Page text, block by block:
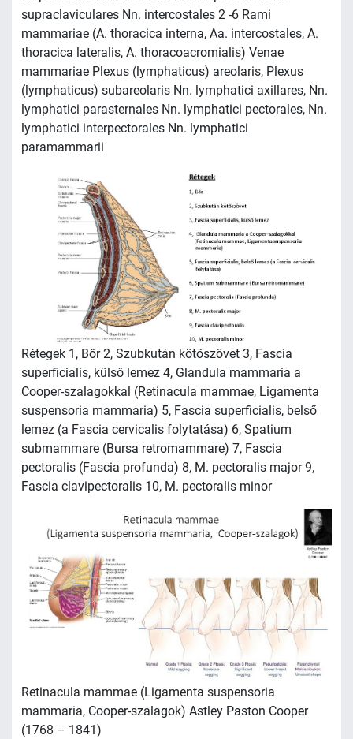
supraclaviculares Nn. intercostales 2 -6 Rami
mammariae (A. thoracica interna, Aa. intercostales, A.
thoracica lateralis, A. thoracoacromialis) Venae
mammariae Plexus (lymphaticus) areolaris, Plexus
(lymphaticus) subareolaris Nn. lymphatici axillares, Nn.
lymphatici parasternales Nn. lymphatici pectorales, Nn.
lymphatici interpectorales Nn. lymphatici
paramammarii
Rétegek 1, Bőr 2, Szubkután kötőszövet 3, Fascia
superficialis, külső lemez 4, Glandula mammaria a
Cooper-szalagokkal (Retinacula mammae, Ligamenta
suspensoria mammaria) 5, Fascia superficialis, belső
lemez (a Fascia cervicalis folytatása) 6, Spatium
submammare (Bursa retromammare) 7, Fascia
pectoralis (Fascia profunda) 8, M. pectoralis major 9,
Fascia clavipectoralis 10, M. pectoralis minor
Retinacula mammae (Ligamenta suspensoria
mammaria, Cooper-szalagok) Astley Paston Cooper
(1768 – 1841)